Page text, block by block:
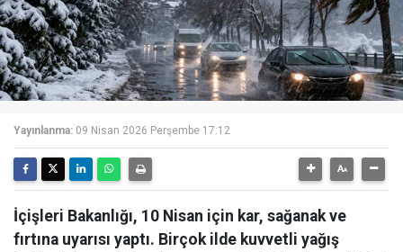
Yayınlanma: 09 Nisan 2026 Perşembe 17:12
İçişleri Bakanlığı, 10 Nisan için kar, sağanak ve
fırtına uyarısı yaptı. Birçok ilde kuvvetli yağış